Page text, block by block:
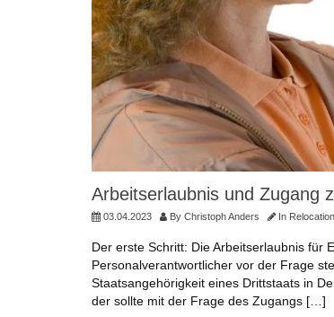
Arbeitserlaubnis und Zugang
03.04.2023 By Christoph Anders In
Der erste Schritt: Die Arbeitserlaubnis für
Personalverantwortlicher vor der Frage
Staatsangehörigkeit eines Drittstaats in
der sollte mit der Frage des Zugangs […]